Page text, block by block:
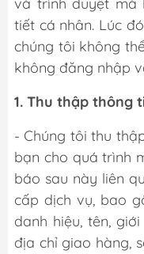
tiết cá nhân. Lúc
chúng tôi không
không đăng nhập
1. Thu thập thông
- Chúng tôi thu
bạn cho quá trình
báo sau này liên
cấp dịch vụ, bao
danh hiệu, tên,
địa chỉ giao hàng,